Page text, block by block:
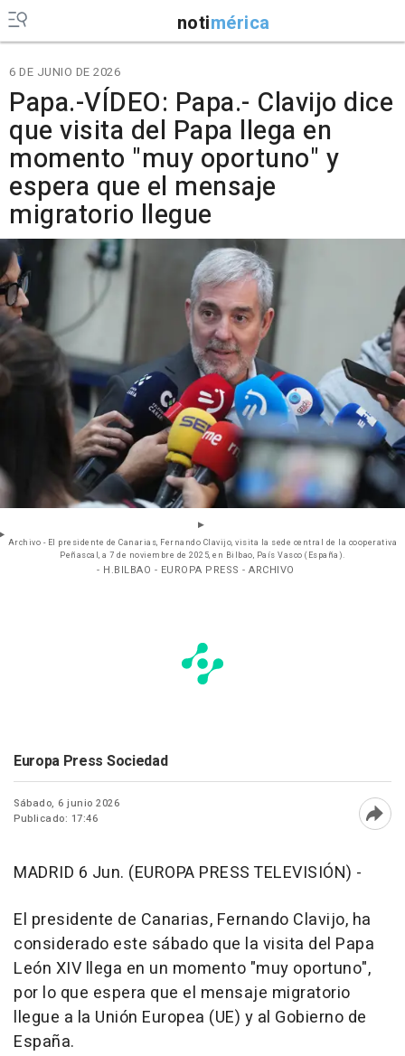
notimérica
6 DE JUNIO DE 2026
Papa.-VÍDEO: Papa.- Clavijo dice
que visita del Papa llega en
momento "muy oportuno" y
espera que el mensaje
migratorio llegue
Archivo - El presidente de Canarias, Fernando Clavijo, visita la sede central de la cooperativa
Peñascal, a 7 de noviembre de 2025, en Bilbao, País Vasco (España).
- H.BILBAO - EUROPA PRESS - ARCHIVO
Europa Press Sociedad
Sábado, 6 junio 2026
Publicado: 17:46
MADRID 6 Jun. (EUROPA PRESS TELEVISIÓN) -
El presidente de Canarias, Fernando Clavijo, ha
considerado este sábado que la visita del Papa
León XIV llega en un momento "muy oportuno",
por lo que espera que el mensaje migratorio
llegue a la Unión Europea (UE) y al Gobierno de
España.